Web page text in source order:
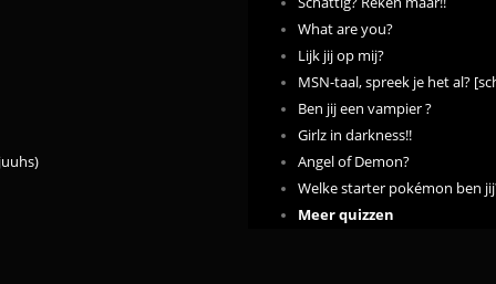
What are you?
Lijk jij op mij?
MSN-taal, spreek je het al?
Ben jij een vampier ?
Girlz in darkness!!
Angel of Demon?
Welke starter pokémon ben
Meer quizzen